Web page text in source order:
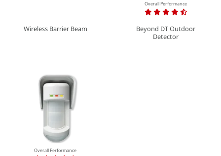
Wireless Barrier Beam
Overall Performance
Beyond DT Outdoor
Detector
Overall Performance